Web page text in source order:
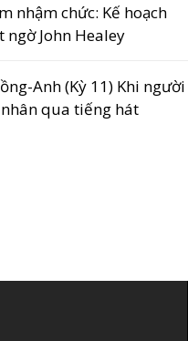
nhậm chức: Kế hoạch
ngờ John Healey
Anh (Kỳ 11) Khi người
qua tiếng hát